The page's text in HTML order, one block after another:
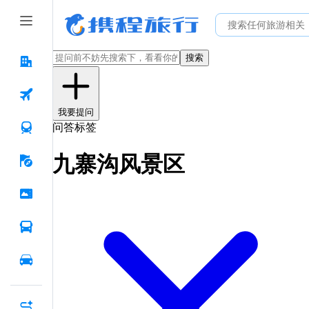
搜索
我要提问
问答标签
九寨沟风景区